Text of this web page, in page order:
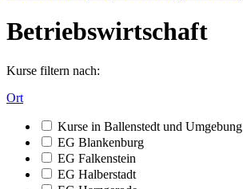
Betriebswirtschaft
Kurse filtern nach:
Ort
Kurse in Ballenstedt und Umgebung
EG Blankenburg
EG Falkenstein
EG Halberstadt